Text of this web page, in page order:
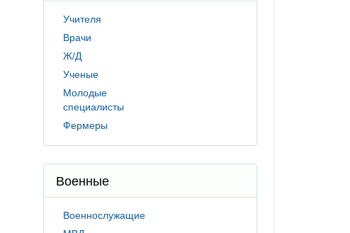
Учителя
Врачи
Ж/Д
Ученые
Молодые
специалисты
Фермеры
Военные
Военнослужащие